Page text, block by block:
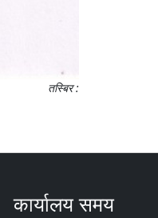
तस्बिर :
कार्यालय समय